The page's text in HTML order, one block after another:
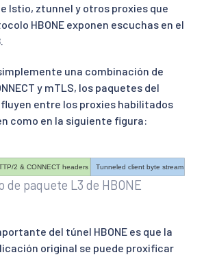
Istio, ztunnel y otros proxies que
HBONE exponen escuchas en el
una combinación de
y mTLS, los paquetes del
fluyen entre los proxies habilitados
como en la siguiente figura:
de paquete L3 de HBONE
del túnel HBONE es que la
original se puede proxificar